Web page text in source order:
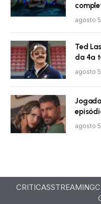
agosto
Ted
da 4ª
agosto
agosto
CRITICASSTREAMING